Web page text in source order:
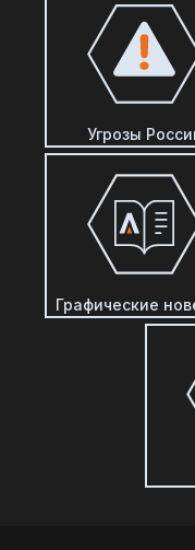
Угрозы
Графические